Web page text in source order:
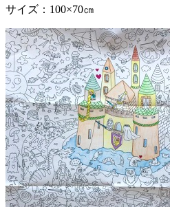
サイズ：100×70㎝